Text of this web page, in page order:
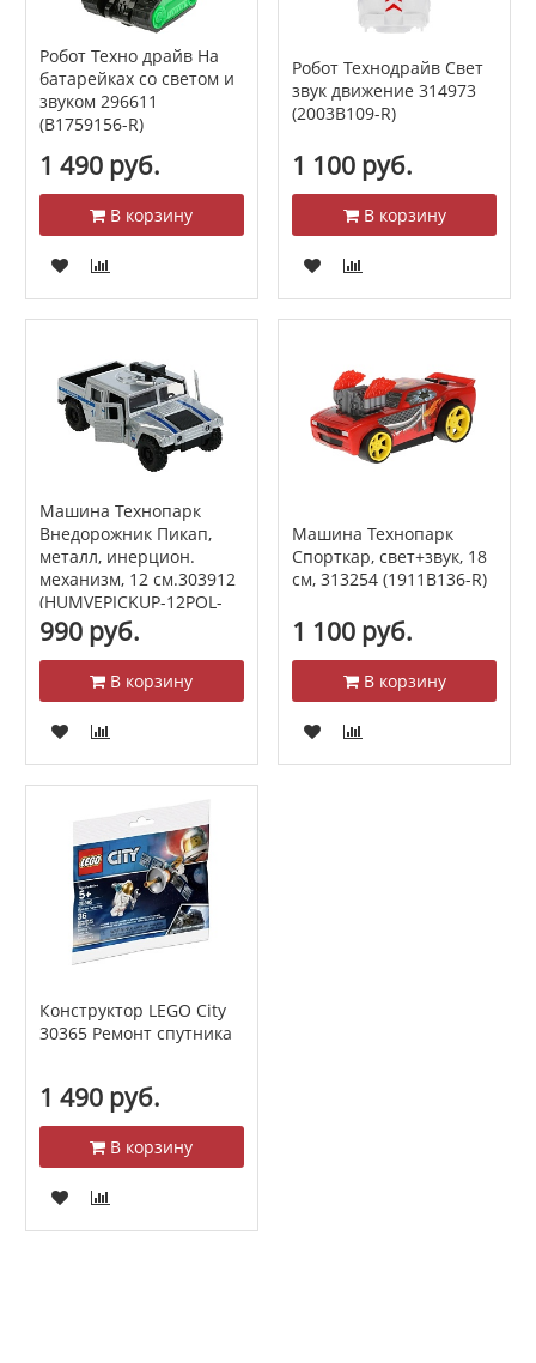
Робот Техно драйв На
батарейках со светом и
звуком 296611
(B1759156-R)
1 490 руб.
В корзину
Робот Технодрайв Свет
звук движение 314973
(2003B109-R)
1 100 руб.
В корзину
Машина Технопарк
Внедорожник Пикап,
металл, инерцион.
механизм, 12 см.303912
(HUMVEPICKUP-12POL-
SR)
990 руб.
В корзину
Машина Технопарк
Спорткар, свет+звук, 18
см, 313254 (1911B136-R)
1 100 руб.
В корзину
Конструктор LEGO City
30365 Ремонт спутника
1 490 руб.
В корзину